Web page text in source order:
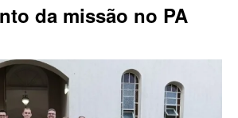
da missão no PA